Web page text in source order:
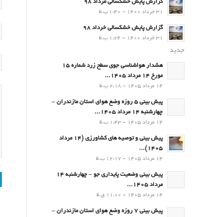
گزارش پایش خشکسالی مرداد 98
31 خرداد 1400 - 1:40 ب.ظ
گزارش پایش خشکسالی خرداد 98
31 خرداد 1400 - 1:24 ب.ظ
جدید
هشدار هواشناسی جوی سطح زرد شماره 15
مورخ 14 مرداد 1405...
14 مرداد 1405 - 2:18 ب.ظ
پیش بینی 5 روزه وضع هوای استان مازندران –
چهارشنبه 14 مرداد 1405...
14 مرداد 1405 - 1:43 ب.ظ
پیش بینی و توصیه های کشاورزی (14 مرداد
۱۴۰۵)...
14 مرداد 1405 - 12:17 ب.ظ
پیش بینی وضعیت پایداری جو – چهارشنبه 14
مرداد 1405...
14 مرداد 1405 - 11:00 ق.ظ
پیش بینی 7 روزه وضع هوای استان مازندران –